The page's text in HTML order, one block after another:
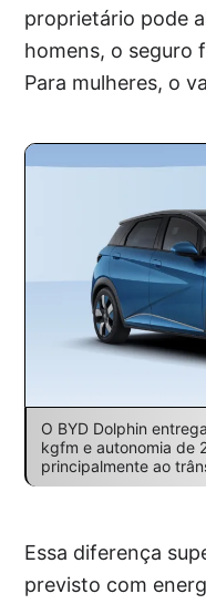
proprietário pode
homens, o seguro
Para mulheres, o
O BYD Dolphin
kgfm e autonomia de
principalmente ao
Essa diferença
previsto com